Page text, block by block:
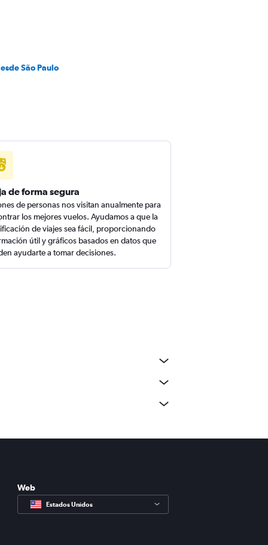
São Paulo
de forma segura
de personas nos visitan anualmente para
los mejores vuelos. Ayudamos a que la
de viajes sea fácil, proporcionando
útil y gráficos basados en datos que
ayudarte a tomar decisiones.
Web
Estados Unidos